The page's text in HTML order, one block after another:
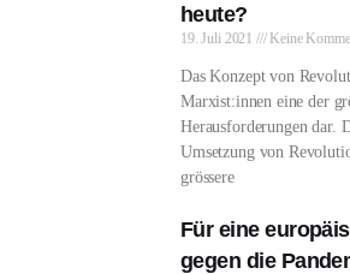
heute?
19. Juli 2021 Keine
Das Konzept von
Marxist:innen eine der
Herausforderungen dar.
Umsetzung von
grössere
Für eine
gegen die